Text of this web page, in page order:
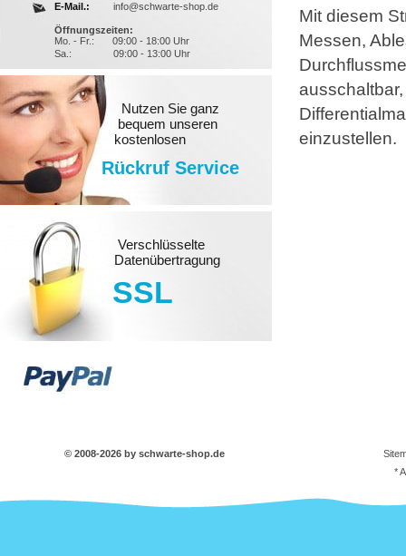
Mit diesem
Messen,
einzustellen.
E-Mail.:
info@schwarte-shop.de
Öffnungszeiten:
Mo. - Fr.:
09:00 - 18:00 Uhr
Sa.:
09:00 - 13:00 Uhr
Nutzen Sie ganz
bequem unseren
kostenlosen
Rückruf Service
Verschlüsselte
Datenübertragung
SSL
© 2008-2026 by schwarte-shop.de
*